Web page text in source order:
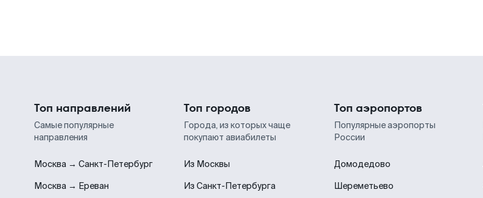
Топ направлений
Самые популярные
направления
Москва → Санкт-Петербург
Москва → Ереван
Топ городов
Города, из которых чаще
покупают авиабилеты
Из Москвы
Из Санкт-Петербурга
Топ аэропортов
Популярные аэропорты
России
Домодедово
Шереметьево